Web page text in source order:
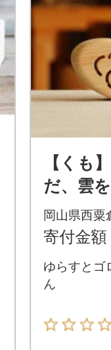
【くも
だ、雲
た楽器
岡山県西粟
寄付金額
ゆらすとゴ
ん